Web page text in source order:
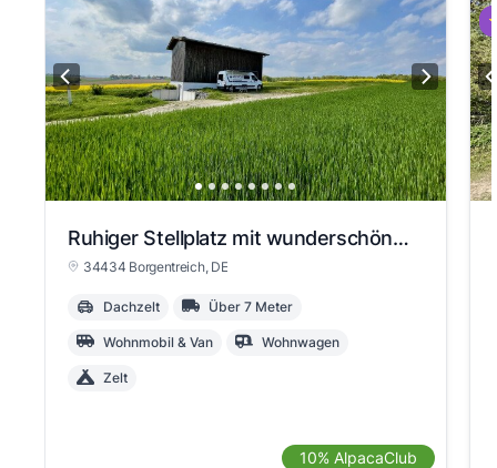
Ruhiger Stellplatz mit wunderschönem Ausblick
34434 Borgentreich, DE
Dachzelt Über 7 Meter
Wohnmobil & Van Wohnwagen
Zelt
10% AlpacaClub